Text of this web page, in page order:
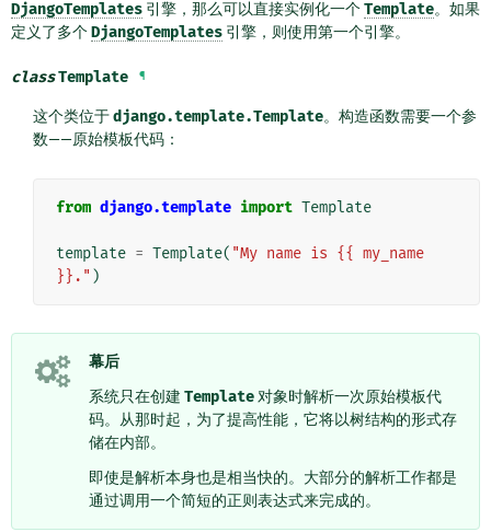
DjangoTemplates 引擎，那么可以直接实例化一个Template。如果
定义了多个DjangoTemplates 引擎，则使用第一个引擎。
classTemplate ¶
这个类位于django.template.Template。构造函数需要一个参
数——原始模板代码：
from django.template import Template
template = Template( "My name is {{ my_name
}}." )
幕后
系统只在创建 Template对象时解析一次原始模板代
码。从那时起，为了提高性能，它将以树结构的形式存
储在内部。
即使是解析本身也是相当快的。大部分的解析工作都是
通过调用一个简短的正则表达式来完成的。